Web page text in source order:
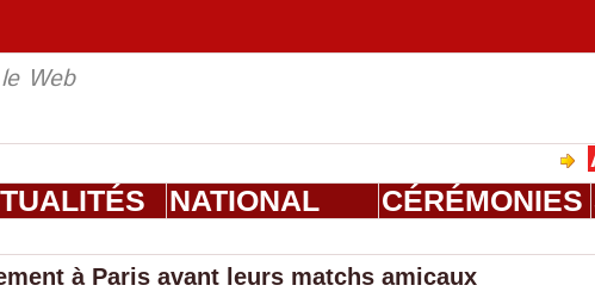
Web
Ahmed
NATIONAL CÉRÉMONIES
à Paris avant leurs matchs amicaux